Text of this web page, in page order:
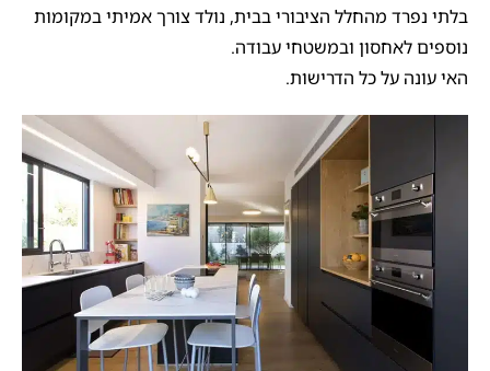
בלתי נפרד מהחלל הציבורי בבית, נולד צורך אמיתי במקומות
נוספים לאחסון ובמשטחי עבודה.
האי עונה על כל הדרישות.